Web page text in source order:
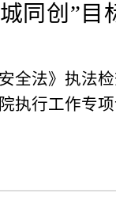
同创”目
全法》执法
执行工作专